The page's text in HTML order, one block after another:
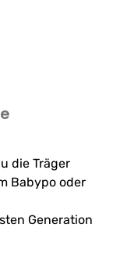
die Träger
Babypo oder
Generation